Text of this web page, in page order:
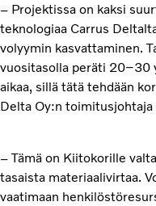
– Projektissa on kaksi
teknologiaa Carrus
volyymin kasvattaminen.
vuositasolla peräti 20–30
aikaa, sillä tätä tehdään
Delta Oy:n toimitusjohtaja
– Tämä on Kiitokorille
tasaista materiaalivirtaa.
vaatimaan